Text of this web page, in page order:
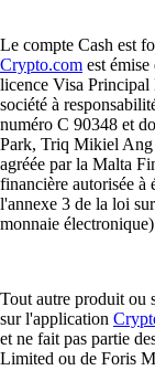
Le compte Cash est
Crypto.com est
licence Visa
société à
numéro C 90348 et
Park, Triq Mikiel Ang
agréée par la Malta
financière autorisée à
l'annexe 3 de la loi
monnaie
Tout autre produit ou
sur l'application
et ne fait pas partie
Limited ou de Foris